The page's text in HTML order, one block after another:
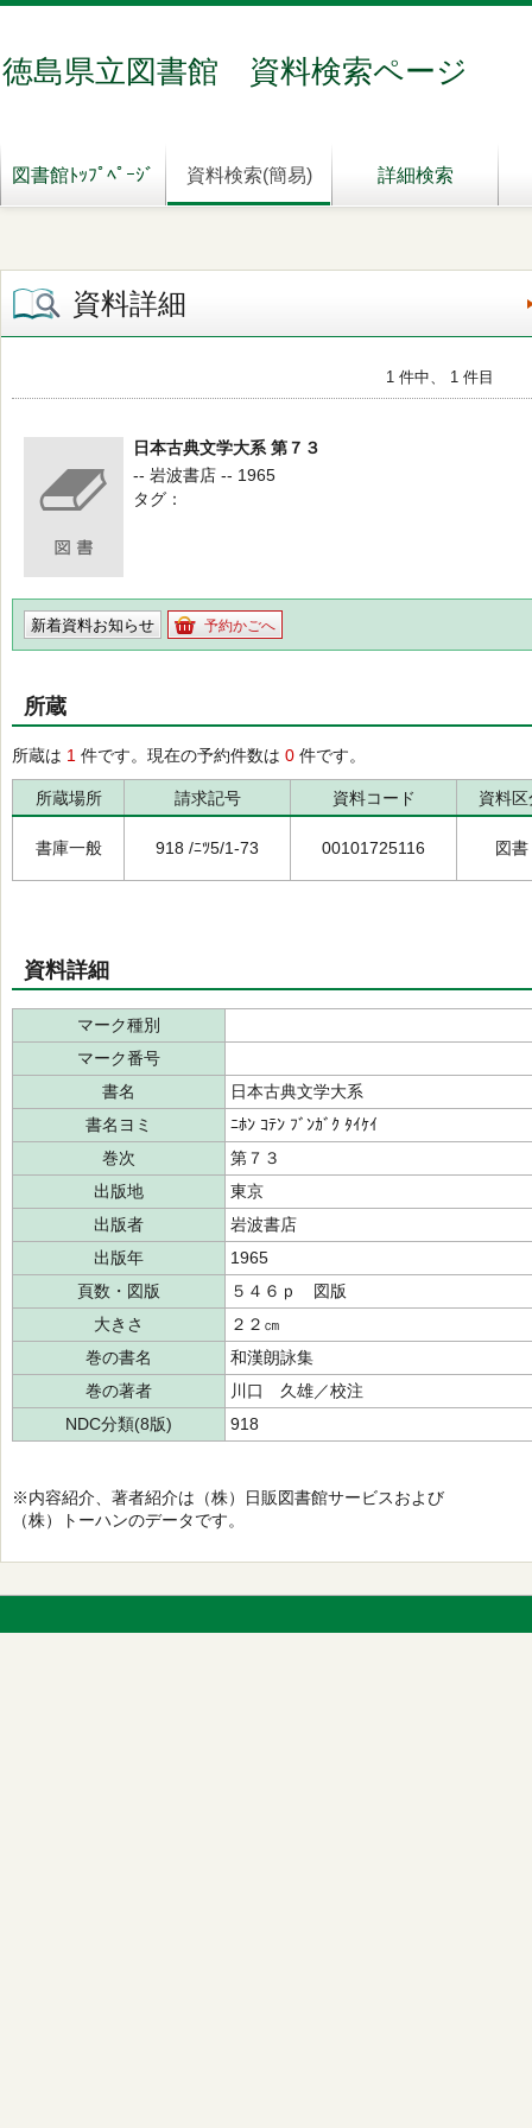
徳島県立図書館 資料検索ページ
図書館ﾄｯﾌﾟﾍﾟｰｼﾞ 資料検索(簡易) 詳細検索
資料詳細
1 件中、 1 件目
日本古典文学大系 第７３
-- 岩波書店 -- 1965
タグ
新着資料お知らせ 予約かごへ
所蔵
所蔵は 1 件です。現在の予約件数は 0 件です。
所蔵場所 請求記号 資料コード 資料区
書庫一般 918 /ﾆﾂ5/1-73 00101725116 図書
資料詳細
マーク種別
マーク番号
書名
日本古典文学大系
書名ヨミ
ﾆﾎﾝ ｺﾃﾝ ﾌﾞﾝｶﾞｸ ﾀｲｹｲ
巻次
第７３
出版地
東京
出版者
岩波書店
出版年
1965
頁数・図版
５４６ｐ 図版
大きさ
２２㎝
巻の書名
和漢朗詠集
巻の著者
川口 久雄／校注
NDC分類(8版)
918
※内容紹介、著者紹介は（株）日販図書館サービスおよび
（株）トーハンのデータです。